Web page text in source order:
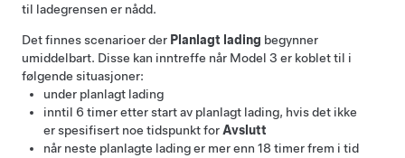
til ladegrensen er nådd.
Det finnes scenarioer der Planlagt lading begynner
umiddelbart. Disse kan inntreffe når Model 3 er koblet til i
følgende situasjoner:
under planlagt lading
inntil 6 timer etter start av planlagt lading, hvis det ikke
er spesifisert noe tidspunkt for Avslutt
når neste planlagte lading er mer enn 18 timer frem i tid